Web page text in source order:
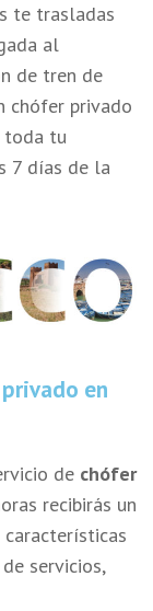
te trasladas
al
de tren de
chófer privado
toda tu
7 días de la
en
de chófer
recibirás un
servicios,